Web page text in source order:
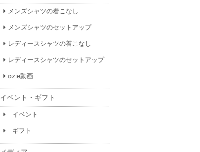
メンズシャツの着こなし
メンズシャツのセットアップ
レディースシャツの着こなし
レディースシャツのセットアップ
ozie動画
イベント・ギフト
イベント
ギフト